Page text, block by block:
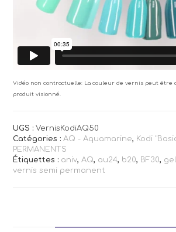
Vidéo non contractuelle: La couleur de vernis peut être
produit visionné.
UGS :VernisKodiAQ50
Catégories :AQ - Aquamarine, Kodi
PERMANENTS
Étiquettes : aniv,AQ, au24, b20, BF30,
vernis semi permanent